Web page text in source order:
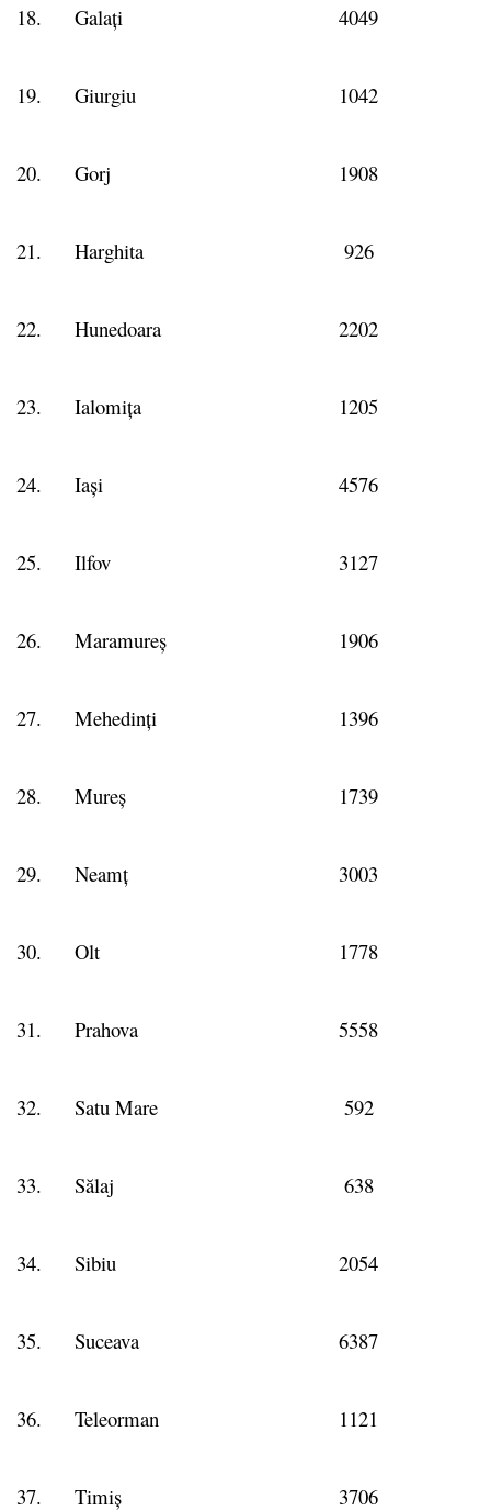
18. Galați 4049
19. Giurgiu 1042
20. Gorj 1908
21. Harghita 926
22. Hunedoara 2202
23. Ialomița 1205
24. Iași 4576
25. Ilfov 3127
26. Maramureș 1906
27. Mehedinți 1396
28. Mureș 1739
29. Neamț 3003
30. Olt 1778
31. Prahova 5558
32. Satu Mare 592
33. Sălaj 638
34. Sibiu 2054
35. Suceava 6387
36. Teleorman 1121
37. Timiș 3706